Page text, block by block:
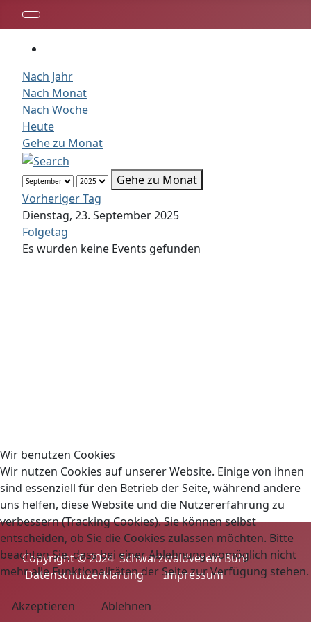
Nach Jahr
Nach Monat
Nach Woche
Heute
Gehe zu Monat
Gehe zu Monat
Vorheriger Tag
Dienstag, 23. September 2025
Folgetag
Es wurden keine Events gefunden
Copyright © 2024 Schwarzwaldverein Bühl
Datenschutzerklärung
Impressum
Wir benutzen Cookies
Wir nutzen Cookies auf unserer Website. Einige von ihnen
sind essenziell für den Betrieb der Seite, während andere
uns helfen, diese Website und die Nutzererfahrung zu
verbessern (Tracking Cookies). Sie können selbst
entscheiden, ob Sie die Cookies zulassen möchten. Bitte
beachten Sie, dass bei einer Ablehnung womöglich nicht
mehr alle Funktionalitäten der Seite zur Verfügung stehen.
Akzeptieren Ablehnen